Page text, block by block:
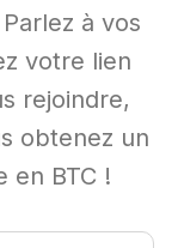
à vos
votre lien
rejoindre,
obtenez un
en BTC !